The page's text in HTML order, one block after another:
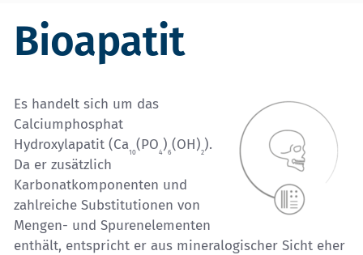
Bioapatit
Es handelt sich um das
Calciumphosphat
Hydroxylapatit (Ca10(PO4)6(OH)2).
Da er zusätzlich
Karbonatkomponenten und
zahlreiche Substitutionen von
Mengen- und Spurenelementen
enthält, entspricht er aus mineralogischer Sicht eher